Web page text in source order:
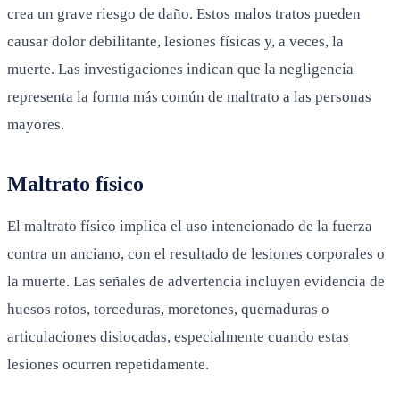
crea un grave riesgo de daño. Estos malos tratos pueden
causar dolor debilitante, lesiones físicas y, a veces, la
muerte. Las investigaciones indican que la negligencia
representa la forma más común de maltrato a las personas
mayores.
Maltrato físico
El maltrato físico implica el uso intencionado de la fuerza
contra un anciano, con el resultado de lesiones corporales o
la muerte. Las señales de advertencia incluyen evidencia de
huesos rotos, torceduras, moretones, quemaduras o
articulaciones dislocadas, especialmente cuando estas
lesiones ocurren repetidamente.